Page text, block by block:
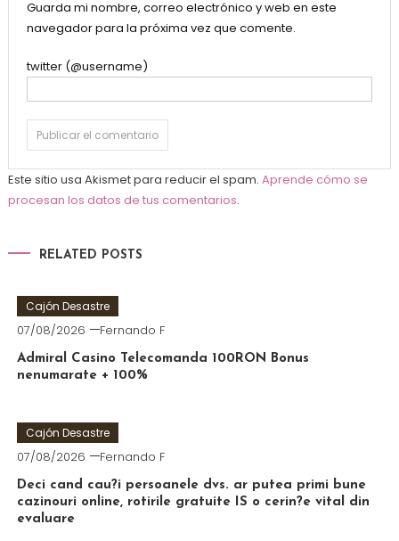
Guarda mi nombre, correo electrónico y web en este
navegador para la próxima vez que comente.
twitter (@username)
Este sitio usa Akismet para reducir el spam. Aprende cómo se
procesan los datos de tus comentarios.
RELATED POSTS
Cajón Desastre
07/08/2026 Fernando F
Admiral Casino Telecomanda 100RON Bonus
nenumarate + 100%
Cajón Desastre
07/08/2026 Fernando F
Deci cand cau?i persoanele dvs. ar putea primi bune
cazinouri online, rotirile gratuite IS o cerin?e vital din
evaluare